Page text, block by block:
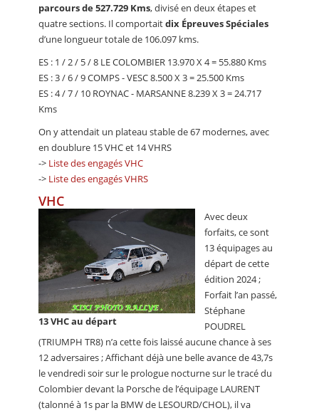
parcours de 527.729 Kms, divisé en deux étapes et
quatre sections. Il comportaitdix Épreuves Spéciales
d’une longueur totale de 106.097 kms.
ES : 1 / 2 / 5 / 8 LE COLOMBIER 13.970 X 4 = 55.880 Kms
ES : 3 / 6 / 9 COMPS - VESC 8.500 X 3 = 25.500 Kms
ES : 4 / 7 / 10 ROYNAC - MARSANNE 8.239 X 3 = 24.717
Kms
On y attendait un plateau stable de 67 modernes, avec
en doublure 15 VHC et 14 VHRS
-> Liste des engagés VHC
-> Liste des engagés VHRS
VHC
13 VHC au départ
Avec deux
forfaits, ce sont
13 équipages au
départ de cette
édition 2024 ;
Forfait l’an passé,
Stéphane
POUDREL
(TRIUMPH TR8) n’a cette fois laissé aucune chance à ses
12 adversaires ; Affichant déjà une belle avance de 43,7s
le vendredi soir sur le prologue nocturne sur le tracé du
Colombier devant la Porsche de l’équipage LAURENT
(talonné à 1s par la BMW de LESOURD/CHOL), il va